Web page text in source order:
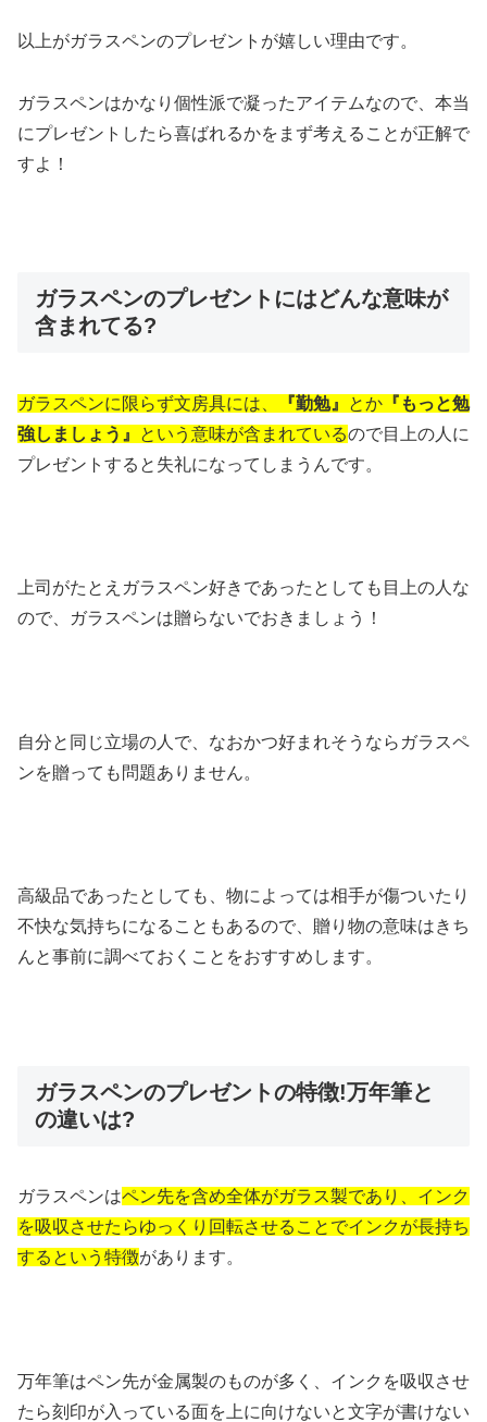
以上がガラスペンのプレゼントが嬉しい理由です。
ガラスペンはかなり個性派で凝ったアイテムなので、本当
にプレゼントしたら喜ばれるかをまず考えることが正解で
すよ！
ガラスペンのプレゼントにはどんな意味が
含まれてる?
ガラスペンに限らず文房具には、 『勤勉』 とか 『もっと勉
強しましょう』
という意味が含まれているので目上の人に
プレゼントすると失礼になってしまうんです。
上司がたとえガラスペン好きであったとしても目上の人な
ので、ガラスペンは贈らないでおきましょう！
自分と同じ立場の人で、なおかつ好まれそうならガラスペ
ンを贈っても問題ありません。
高級品であったとしても、物によっては相手が傷ついたり
不快な気持ちになることもあるので、贈り物の意味はきち
んと事前に調べておくことをおすすめします。
ガラスペンのプレゼントの特徴!万年筆と
の違いは?
ガラスペンはペン先を含め全体がガラス製であり、インク
を吸収させたらゆっくり回転させることでインクが長持ち
するという特徴があります。
万年筆はペン先が金属製のものが多く、インクを吸収させ
たら刻印が入っている面を上に向けないと文字が書けない